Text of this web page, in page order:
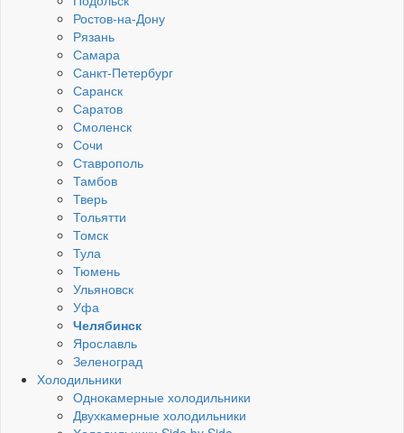
Ростов-на-Дону
Рязань
Самара
Санкт-Петербург
Саранск
Саратов
Смоленск
Сочи
Ставрополь
Тамбов
Тверь
Тольятти
Томск
Тула
Тюмень
Ульяновск
Уфа
Челябинск
Ярославль
Зеленоград
Холодильники
Однокамерные холодильники
Двухкамерные холодильники